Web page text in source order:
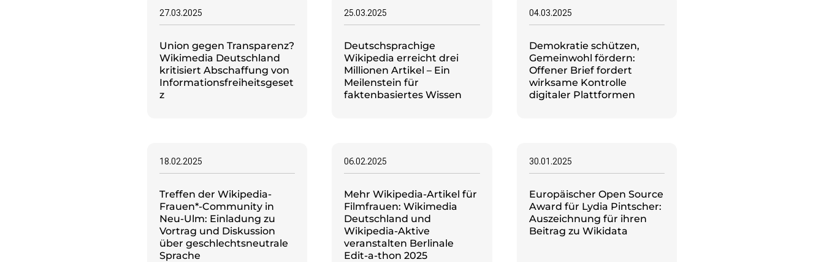
27.03.2025
Union gegen Transparenz?
Wikimedia Deutschland
kritisiert Abschaffung von
Informationsfreiheitsgeset
z
25.03.2025
Deutschsprachige
Wikipedia erreicht drei
Millionen Artikel – Ein
Meilenstein für
faktenbasiertes Wissen
04.03.2025
Demokratie schützen,
Gemeinwohl fördern:
Offener Brief fordert
wirksame Kontrolle
digitaler Plattformen
18.02.2025
Treffen der Wikipedia-
Frauen*-Community in
Neu-Ulm: Einladung zu
Vortrag und Diskussion
über geschlechtsneutrale
Sprache
06.02.2025
Mehr Wikipedia-Artikel für
Filmfrauen: Wikimedia
Deutschland und
Wikipedia-Aktive
veranstalten Berlinale
Edit-a-thon 2025
30.01.2025
Europäischer Open Source
Award für Lydia Pintscher:
Auszeichnung für ihren
Beitrag zu Wikidata